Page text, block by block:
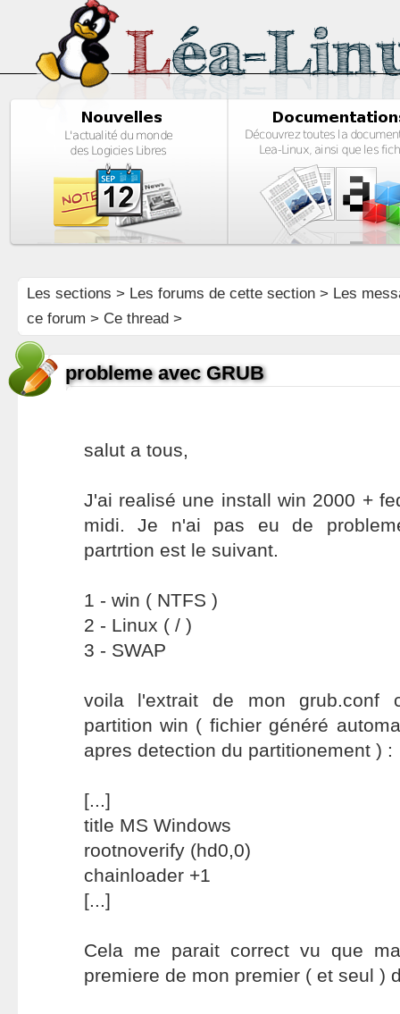
Les sections > Les forums de cette section> Les
ce forum > Ce thread >
probleme avec GRUB
salut a tous,
J'ai realisé une install win 2000 +
midi. Je n'ai pas eu de
partrtion est le suivant.
1 - win ( NTFS )
2 - Linux ( / )
3 - SWAP
voila l'extrait de mon grub.conf
partition win ( fichier généré
apres detection du partitionement ) :
[...]
title MS Windows
rootnoverify (hd0,0)
chainloader +1
[...]
Cela me parait correct vu que
premiere de mon premier ( et seul )